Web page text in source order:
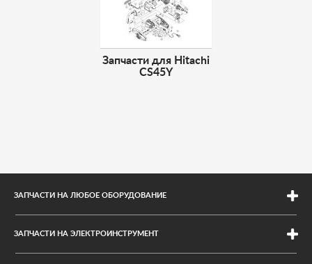
Запчасти для Hitachi
CS45Y
ЗАПЧАСТИ НА ЛЮБОЕ ОБОРУДОВАНИЕ
Для электроинструмента
Для бетономешалок
ЗАПЧАСТИ НА ЭЛЕКТРОИНСТРУМЕНТ
Интерскол